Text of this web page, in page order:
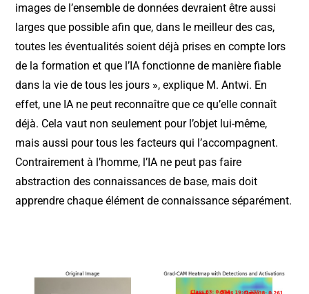
images de l’ensemble de données devraient être aussi
larges que possible afin que, dans le meilleur des cas,
toutes les éventualités soient déjà prises en compte lors
de la formation et que l’IA fonctionne de manière fiable
dans la vie de tous les jours », explique M. Antwi. En
effet, une IA ne peut reconnaître que ce qu’elle connaît
déjà. Cela vaut non seulement pour l’objet lui-même,
mais aussi pour tous les facteurs qui l’accompagnent.
Contrairement à l’homme, l’IA ne peut pas faire
abstraction des connaissances de base, mais doit
apprendre chaque élément de connaissance séparément.